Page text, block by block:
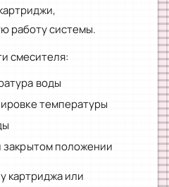
работу системы.
смесителя:
воды
температуры
закрытом положении
картриджа или